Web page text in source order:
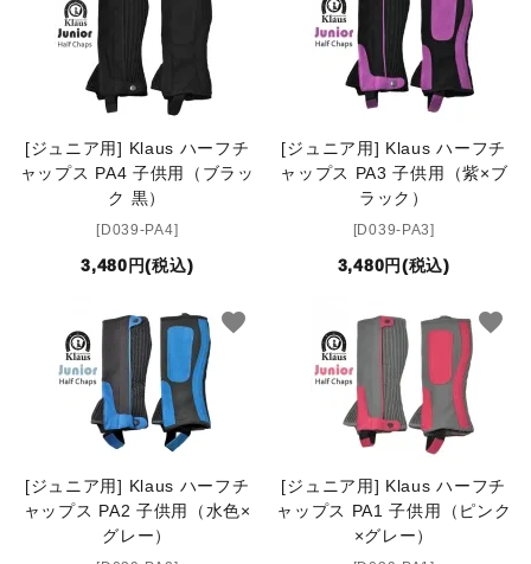
INFORMATIOM
お買い物ガイド
よくあるご質問（FAQ）
交換・返品について
プライバシーポリシー
ACCOUNT MENU
ようこそ ゲスト 様
ログイン
[ジュニア用] Klaus ハーフチ
ャップス PA4 子供用（ブラッ
ク 黒）
[D039-PA4]
3,480円(税込)
[ジュニア用] Klaus ハーフチ
ャップス PA3 子供用（紫×ブ
ラック）
[D039-PA3]
3,480円(税込)
[ジュニア用] Klaus ハーフチ
ャップス PA2 子供用（水色×
グレー）
favorite
[ジュニア用] Klaus ハーフチ
ャップス PA1 子供用（ピンク
×グレー）
favorite